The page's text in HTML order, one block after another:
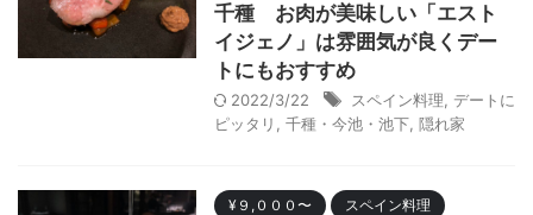
千種 お肉が美味しい「エスト
イジェノ」は雰囲気が良くデー
トにもおすすめ
2022/3/22 スペイン料理
デートに
ピッタリ
千種・今池・池下 隠れ家
¥９,０００〜 スペイン料理